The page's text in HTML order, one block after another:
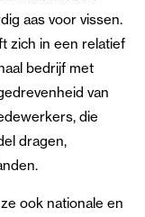
aas voor vissen.
zich in een relatief
bedrijf met
van
die
dragen,
ook nationale en